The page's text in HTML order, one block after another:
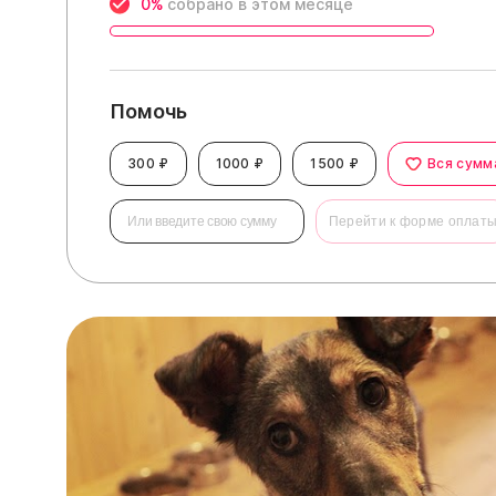
Помочь
300 ₽ 1000 ₽ 1500 ₽ Вся
Перейти к форме оплаты